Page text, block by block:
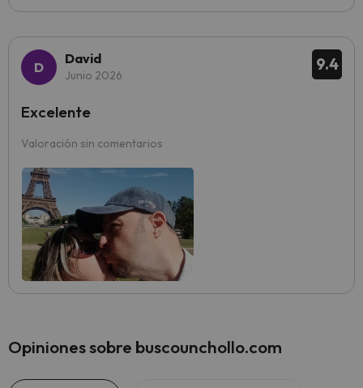
9.4
David
Junio 2026
Valoración sin comentarios
Excelente
Opiniones sobre buscounchollo.com